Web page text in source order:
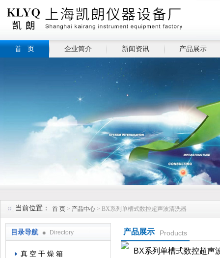
首 页 企业简介 新闻资讯 产品展示
当前位置： 首 页 > 产品中心 > BX系列单槽式数控超声波清洗器
目录导航 Directory
真 空 干 燥 箱
产品展示 Products
BX系列单槽式数控超声